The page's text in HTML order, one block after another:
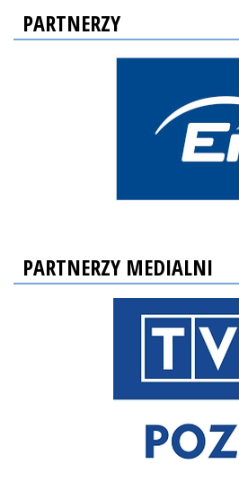
PARTNERZY
PARTNERZY MEDIALNI